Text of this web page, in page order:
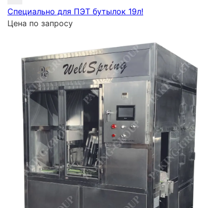
Специально для ПЭТ бутылок 19л!
Цена по запросу